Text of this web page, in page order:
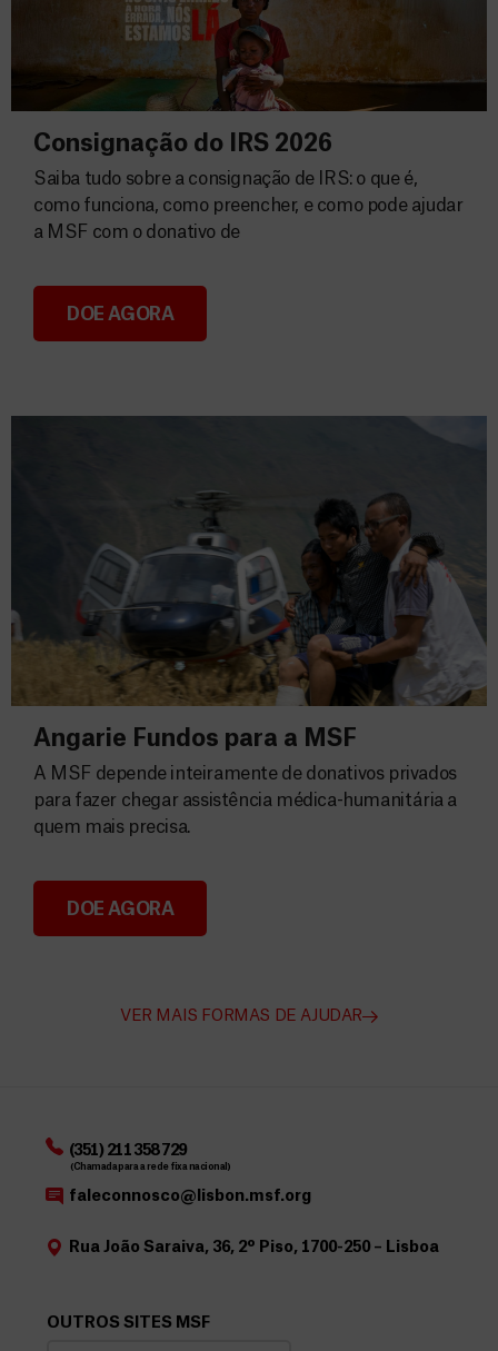
Consignação do IRS 2026
Consignação do IRS 2026
Saiba tudo sobre a consignação de IRS: o que é,
como funciona, como preencher, e como pode ajudar
a MSF com o donativo de
DOE AGORA
Angarie Fundos para a MSF
Angarie Fundos para a MSF
A MSF depende inteiramente de donativos privados
para fazer chegar assistência médica-humanitária a
quem mais precisa.
DOE AGORA
VER MAIS FORMAS DE AJUDAR
(351) 211 358 729
(Chamada para a rede fixa nacional)
faleconnosco@lisbon.msf.org
Rua João Saraiva, 36, 2º Piso, 1700-250 – Lisboa
OUTROS SITES MSF